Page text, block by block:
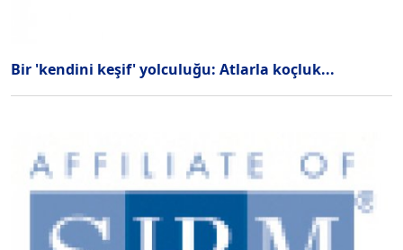
Bir 'kendini keşif' yolculuğu: Atlarla koçluk...